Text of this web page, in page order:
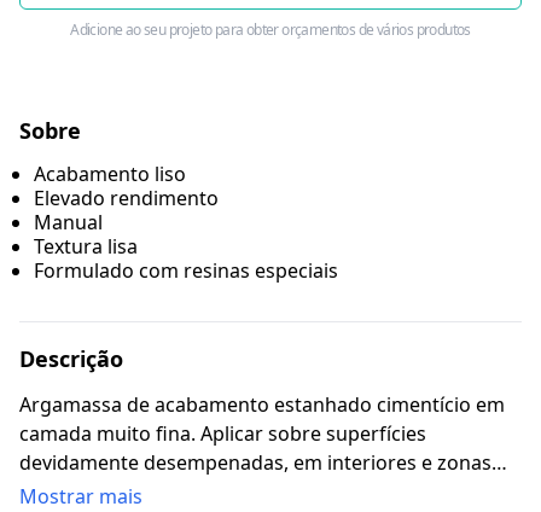
Adicione ao seu projeto para obter orçamentos de vários produtos
Sobre
Acabamento liso
Elevado rendimento
Manual
Textura lisa
Formulado com resinas especiais
Descrição
Argamassa de acabamento estanhado cimentício em
camada muito fina. Aplicar sobre superfícies
devidamente desempenadas, em interiores e zonas
húmidas, prontas para receber pintura.
Mostrar mais